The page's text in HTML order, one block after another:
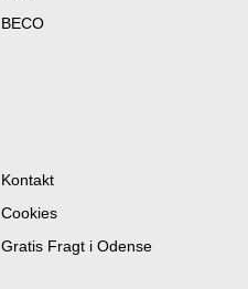
BECO
Kontakt
Cookies
Gratis Fragt i Odense